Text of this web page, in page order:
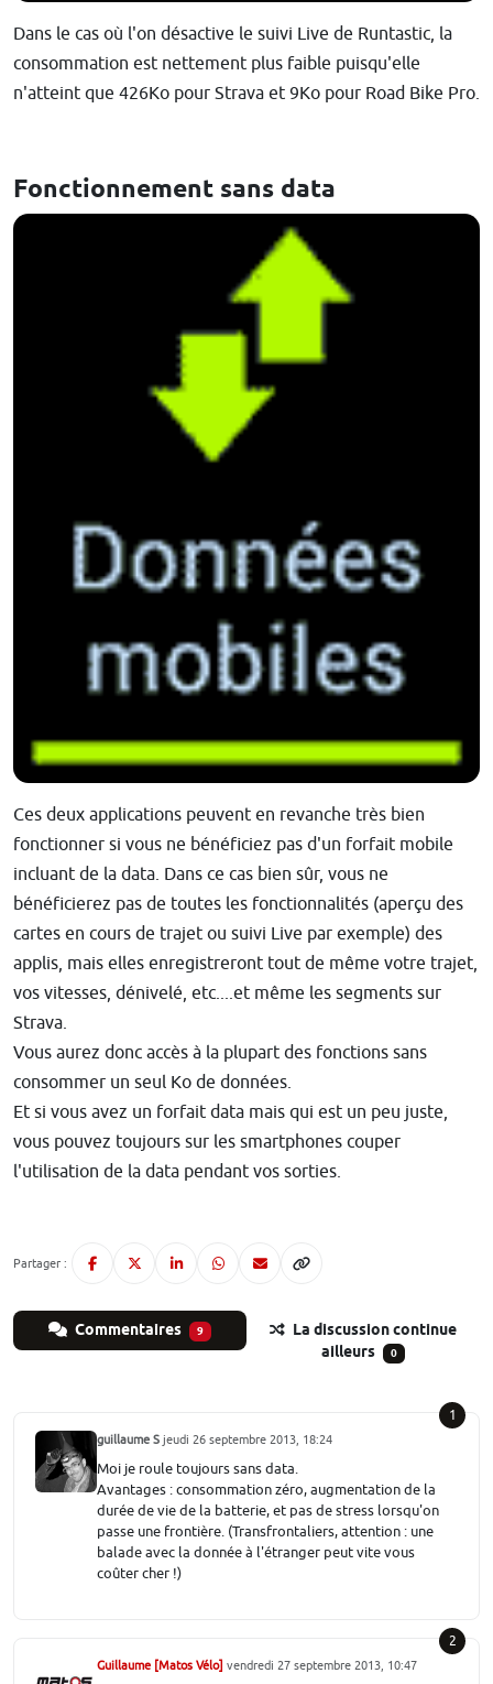
Dans le cas où l'on désactive le suivi Live de Runtastic, la
consommation est nettement plus faible puisqu'elle
n'atteint que 426Ko pour Strava et 9Ko pour Road Bike Pro.
Fonctionnement sans data
Ces deux applications peuvent en revanche très bien
fonctionner si vous ne bénéficiez pas d'un forfait mobile
incluant de la data. Dans ce cas bien sûr, vous ne
bénéficierez pas de toutes les fonctionnalités (aperçu des
cartes en cours de trajet ou suivi Live par exemple) des
applis, mais elles enregistreront tout de même votre trajet,
vos vitesses, dénivelé, etc....et même les segments sur
Strava.
Vous aurez donc accès à la plupart des fonctions sans
consommer un seul Ko de données.
Et si vous avez un forfait data mais qui est un peu juste,
vous pouvez toujours sur les smartphones couper
l'utilisation de la data pendant vos sorties.
Partager :
Commentaires 9
La discussion continue
ailleurs
0
1
guillaume S jeudi 26 septembre 2013, 18:24
Moi je roule toujours sans data.
Avantages : consommation zéro, augmentation de la
durée de vie de la batterie, et pas de stress lorsqu'on
passe une frontière. (Transfrontaliers, attention : une
balade avec la donnée à l'étranger peut vite vous
coûter cher !)
2
Guillaume [Matos Vélo] vendredi 27 septembre 2013, 10:47